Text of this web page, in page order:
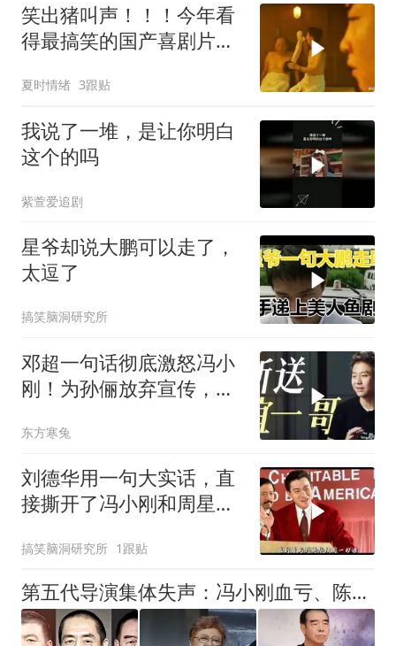
笑出猪叫声！！！今年看
得最搞笑的国产喜剧片，
夏时情绪 3跟贴
我说了一堆，是让你明白
这个的吗
紫萱爱追剧
星爷却说大鹏可以走了，
太逗了
搞笑脑洞研究所
邓超一句话彻底激怒冯小
刚！为孙俪放弃宣传，断
东方寒兔
刘德华用一句大实话，直
接撕开了冯小刚和周星驰
搞笑脑洞研究所 1跟贴
第五代导演集体失声：冯小刚血亏、陈凯歌掉队、张艺谋哑火